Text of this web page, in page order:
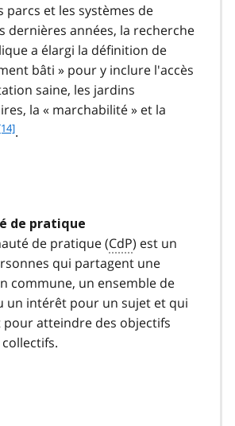
parcs et les systèmes de
dernières années, la recherche
a élargi la définition de
bâti » pour y inclure l'accès
saine, les jardins
la « marchabilité » et la
4
.
de pratique
de pratique (CdP) est un
qui partagent une
commune, un ensemble de
un intérêt pour un sujet et qui
pour atteindre des objectifs